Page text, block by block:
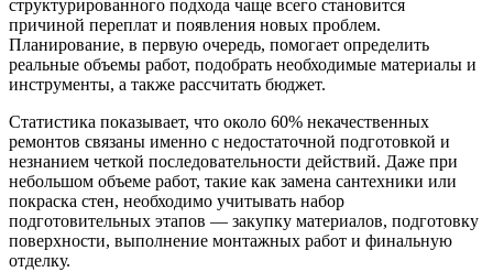
структурированного подхода чаще всего становится
причиной переплат и появления новых проблем.
Планирование, в первую очередь, помогает определить
реальные объемы работ, подобрать необходимые материалы и
инструменты, а также рассчитать бюджет.
Статистика показывает, что около 60% некачественных
ремонтов связаны именно с недостаточной подготовкой и
незнанием четкой последовательности действий. Даже при
небольшом объеме работ, такие как замена сантехники или
покраска стен, необходимо учитывать набор
подготовительных этапов — закупку материалов, подготовку
поверхности, выполнение монтажных работ и финальную
отделку.